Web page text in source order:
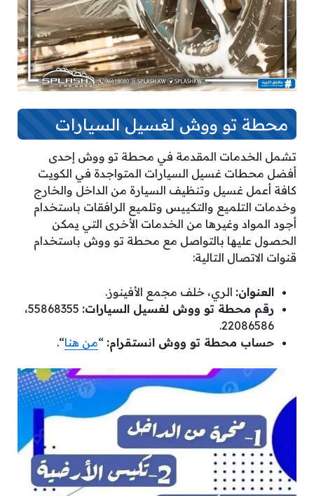
محطة تو ووش لغسيل السيارات
تشمل الخدمات المقدمة في محطة تو ووش إحدى
أفضل محطات غسيل السيارات المتواجدة في الكويت
كافة أعمل غسيل وتنظيف السيارة من الداخل والخارج
وخدمات التلميع والتكييس وتلميع الرافقات باستخدام
أجود المواد وغيرها من الخدمات الأخرى التي يمكن
الحصول عليها بالتواصل مع محطة تو ووش باستخدام
قنوات الاتصال التالية:
العنوان: الري، خلف مجمع الأفينوز.
رقم محطة تو ووش لغسيل السيارات:
55868355،
22086586.
حساب محطة تو ووش انستقرام: “من هنا“.